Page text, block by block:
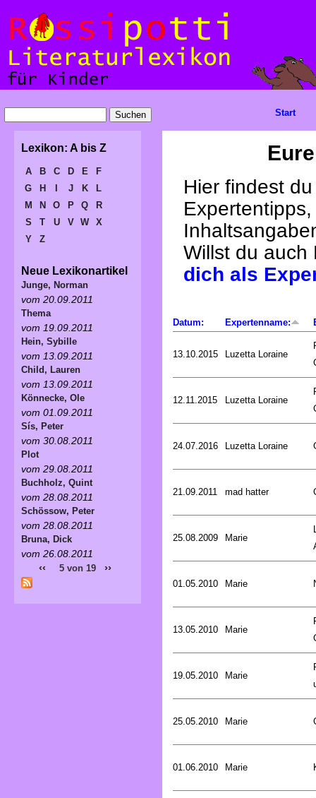
Hier findest
Willst du
dich als
Datum: Expertenname:
13.10.2015 Luzetta Loraine
12.11.2015 Luzetta Loraine
24.07.2016 Luzetta Loraine
21.09.2011 mad hatter
25.08.2009 Marie
01.05.2010 Marie
13.05.2010 Marie
19.05.2010 Marie
25.05.2010 Marie
01.06.2010 Marie
Start
Lexikon: A bis Z
A B C D E
F
G
H J K
L
M
N O P Q
R
S
T U V W
X
Y
Z
Neue Lexikonartikel
Junge, Norman
vom 20.09.2011
Thema
vom 19.09.2011
Hein, Sybille
vom 13.09.2011
Child, Lauren
vom 13.09.2011
Könnecke, Ole
vom 01.09.2011
Sís, Peter
vom 30.08.2011
Plot
vom 29.08.2011
Buchholz, Quint
vom 28.08.2011
Schössow, Peter
vom 28.08.2011
Bruna, Dick
vom 26.08.2011
‹‹ 5 von 19 ››